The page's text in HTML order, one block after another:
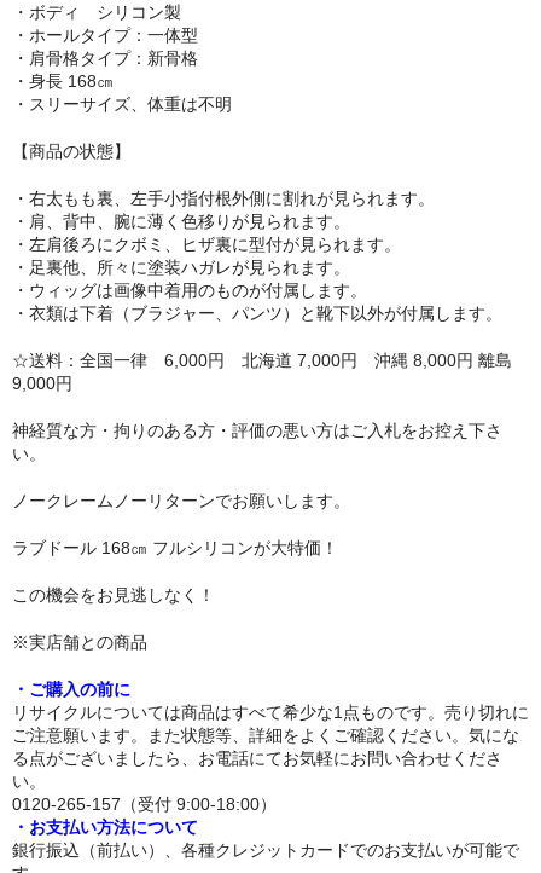
身長選択
100cm以下
155cm～160cm
170cm以上
ヘッド
トルソー
下半身ドール
おしり大きめ
平らな胸
つむり目
外国人
・ボディ シリコン製
・ホールタイプ：一体型
・肩骨格タイプ：新骨格
・身長 168㎝
・スリーサイズ、体重は不明
【商品の状態】
・右太もも裏、左手小指付根外側に割れが見られます。
・肩、背中、腕に薄く色移りが見られます。
・左肩後ろにクボミ、ヒザ裏に型付が見られます。
・足裏他、所々に塗装ハガレが見られます。
・ウィッグは画像中着用のものが付属します。
・衣類は下着（ブラジャー、パンツ）と靴下以外が付属します。
☆送料：全国一律 6,000円 北海道 7,000円 沖縄 8,000円 離島
9,000円
神経質な方・拘りのある方・評価の悪い方はご入札をお控え下さ
い。
ノークレームノーリターンでお願いします。
ラブドール 168㎝ フルシリコンが大特価！
この機会をお見逃しなく！
※実店舗との商品
・ご購入の前に
リサイクルについては商品はすべて希少な1点ものです。売り切れに
ご注意願います。また状態等、詳細をよくご確認ください。気にな
る点がございましたら、お電話にてお気軽にお問い合わせくださ
い。
0120-265-157（受付 9:00-18:00）
・お支払い方法について
銀行振込（前払い）、各種クレジットカードでのお支払いが可能で